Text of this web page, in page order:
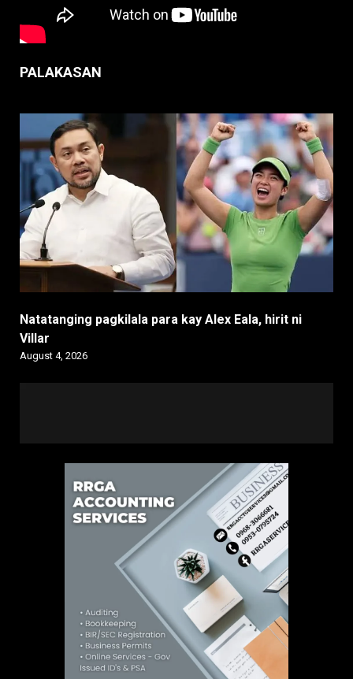
PALAKASAN
Natatanging pagkilala para kay Alex Eala, hirit ni
Villar
August 4, 2026